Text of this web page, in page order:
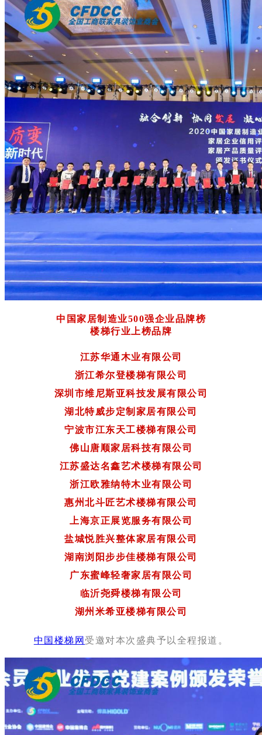
中国家居制造业500强企业品牌榜
楼梯行业上榜品牌
江苏华通木业有限公司
浙江希尔登楼梯有限公司
深圳市维尼斯亚科技发展有限公司
湖北特威步定制家居有限公司
宁波市江东天工楼梯有限公司
佛山唐顺家居科技有限公司
江苏盛达名鑫艺术楼梯有限公司
浙江欧雅纳特木业有限公司
惠州北斗匠艺术楼梯有限公司
上海京正展览服务有限公司
盐城悦胜兴整体家居有限公司
湖南浏阳步步佳楼梯有限公司
广东蜜峰轻奢家居有限公司
临沂尧舜楼梯有限公司
湖州米希亚楼梯有限公司
中国楼梯网 受邀对本次盛典予以全程报道。